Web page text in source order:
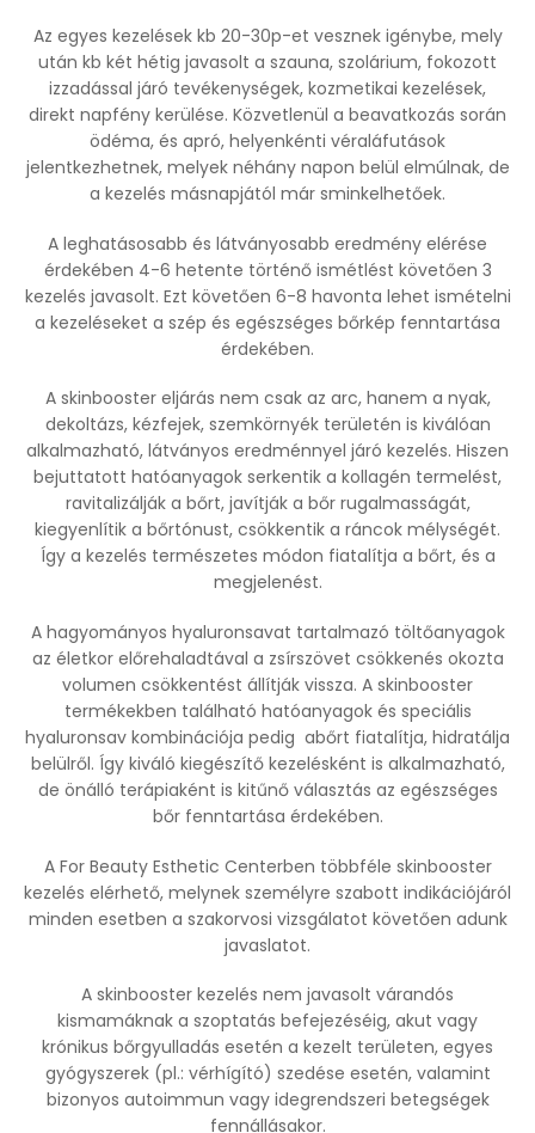
Az egyes kezelések kb 20-30p-et vesznek igénybe, mely
után kb két hétig javasolt a szauna, szolárium, fokozott
izzadással járó tevékenységek, kozmetikai kezelések,
direkt napfény kerülése. Közvetlenül a beavatkozás során
ödéma, és apró, helyenkénti véraláfutások
jelentkezhetnek, melyek néhány napon belül elmúlnak, de
a kezelés másnapjától már sminkelhetőek.
A leghatásosabb és látványosabb eredmény elérése
érdekében 4-6 hetente történő ismétlést követően 3
kezelés javasolt. Ezt követően 6-8 havonta lehet ismételni
a kezeléseket a szép és egészséges bőrkép fenntartása
érdekében.
A skinbooster eljárás nem csak az arc, hanem a nyak,
dekoltázs, kézfejek, szemkörnyék területén is kiválóan
alkalmazható, látványos eredménnyel járó kezelés. Hiszen
bejuttatott hatóanyagok serkentik a kollagén termelést,
ravitalizálják a bőrt, javítják a bőr rugalmasságát,
kiegyenlítik a bőrtónust, csökkentik a ráncok mélységét.
Így a kezelés természetes módon fiatalítja a bőrt, és a
megjelenést.
A hagyományos hyaluronsavat tartalmazó töltőanyagok
az életkor előrehaladtával a zsírszövet csökkenés okozta
volumen csökkentést állítják vissza. A skinbooster
termékekben található hatóanyagok és speciális
hyaluronsav kombinációja pedig abőrt fiatalítja, hidratálja
belülről. Így kiváló kiegészítő kezelésként is alkalmazható,
de önálló terápiaként is kitűnő választás az egészséges
bőr fenntartása érdekében.
A For Beauty Esthetic Centerben többféle skinbooster
kezelés elérhető, melynek személyre szabott indikációjáról
minden esetben a szakorvosi vizsgálatot követően adunk
javaslatot.
A skinbooster kezelés nem javasolt várandós
kismamáknak a szoptatás befejezéséig, akut vagy
krónikus bőrgyulladás esetén a kezelt területen, egyes
gyógyszerek (pl.: vérhígító) szedése esetén, valamint
bizonyos autoimmun vagy idegrendszeri betegségek
fennállásakor.